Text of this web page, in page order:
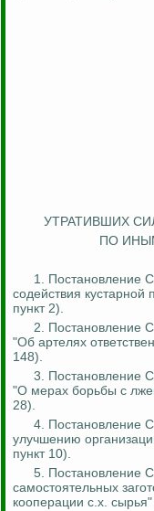
УТРАТИВШИХ
ПО
1. Постановление
содействия
пункт 2).
2. Постановление
"Об артелях
148).
3. Постановление
"О мерах борьбы с
28).
4. Постановление
улучшению
пункт 10).
5. Постановление
самостоятельных
кооперации с.х.